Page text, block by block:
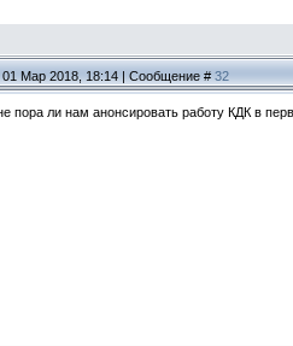
01 Мар 2018, 18:14 | Сообщение #32
пора ли нам анонсировать работу КДК в